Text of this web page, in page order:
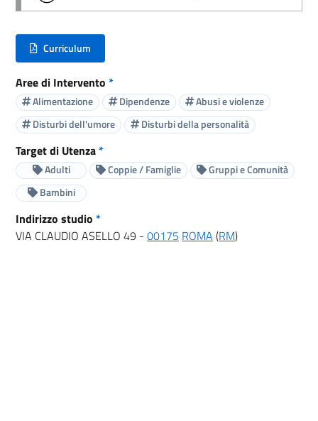
Curriculum
(nuova scheda - new tab)
Aree di Intervento *
Alimentazione Dipendenze
Abusi e violenze
Disturbi dell'umore
Disturbi della personalità
Target di Utenza*
Adulti Coppie / Famiglie
Gruppi e Comunità
Bambini
Indirizzo studio *
VIA CLAUDIO ASELLO 49 - 00175 ROMA (RM)